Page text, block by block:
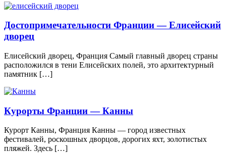
Достопримечательности Франции — Елисейский
дворец
Елисейский дворец, Франция Самый главный дворец страны
расположился в тени Елисейских полей, это архитектурный
памятник […]
Курорты Франции — Канны
Курорт Канны, Франция Канны — город известных
фестивалей, роскошных дворцов, дорогих яхт, золотистых
пляжей. Здесь […]